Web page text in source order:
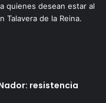
quienes desean estar al
Talavera de la Reina.
resistencia